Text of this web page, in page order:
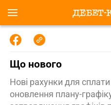
Що нового
Нові рахунки для
оновлення плану-